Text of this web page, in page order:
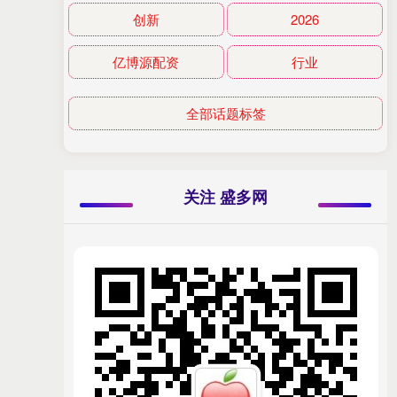
创新 2026
亿博源配资 行业
全部话题标签
关注 盛多网